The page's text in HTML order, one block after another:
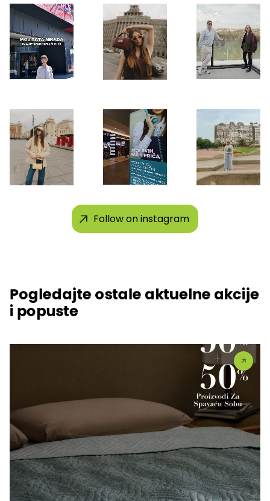
Follow on instagram
Pogledajte ostale aktuelne akcije
i popuste